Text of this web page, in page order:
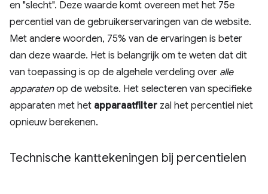
en "slecht". Deze waarde komt overeen met het 75e
percentiel van de gebruikerservaringen van de website.
Met andere woorden, 75% van de ervaringen is beter
dan deze waarde. Het is belangrijk om te weten dat dit
van toepassing is op de algehele verdeling over alle
apparatenop de website. Het selecteren van specifieke
apparaten met het apparaatfilter zal het percentiel niet
opnieuw berekenen.
Technische kanttekeningen bij percentielen